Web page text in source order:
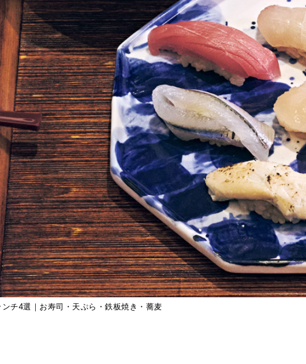
チ4選｜お寿司・天ぷら・鉄板焼き・蕎麦